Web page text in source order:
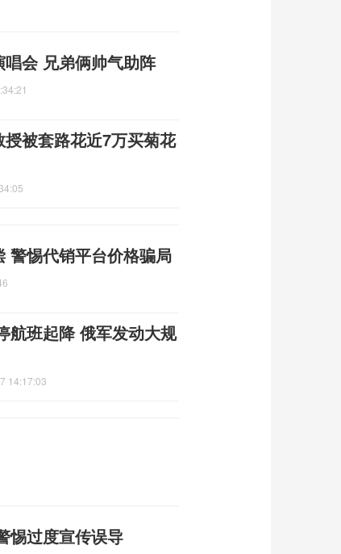
会 兄弟俩帅气助阵
被套路花近7万买菊花
警惕代销平台价格骗局
航班起降 俄军发动大规
14:17:03
惕过度宣传误导